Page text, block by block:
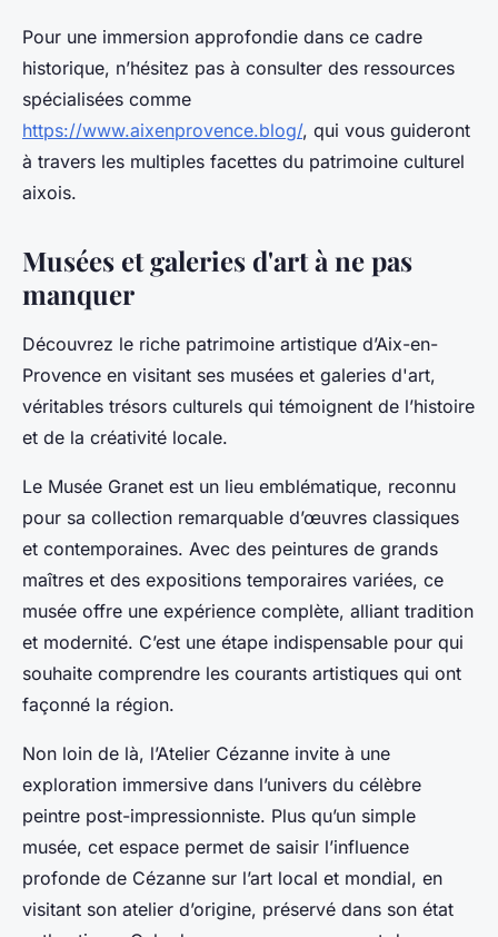
Pour une immersion approfondie dans ce cadre
historique, n’hésitez pas à consulter des ressources
spécialisées comme
https://www.aixenprovence.blog/, qui vous guideront
à travers les multiples facettes du patrimoine culturel
aixois.
Musées et galeries d'art à ne pas
manquer
Découvrez le riche patrimoine artistique d’Aix-en-
Provence en visitant ses musées et galeries d'art,
véritables trésors culturels qui témoignent de l’histoire
et de la créativité locale.
Le Musée Granet est un lieu emblématique, reconnu
pour sa collection remarquable d’œuvres classiques
et contemporaines. Avec des peintures de grands
maîtres et des expositions temporaires variées, ce
musée offre une expérience complète, alliant tradition
et modernité. C’est une étape indispensable pour qui
souhaite comprendre les courants artistiques qui ont
façonné la région.
Non loin de là, l’Atelier Cézanne invite à une
exploration immersive dans l’univers du célèbre
peintre post-impressionniste. Plus qu’un simple
musée, cet espace permet de saisir l’influence
profonde de Cézanne sur l’art local et mondial, en
visitant son atelier d’origine, préservé dans son état